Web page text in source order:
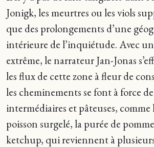
Jonigk, les meurtres ou les viols
que des prolongements d’une
intérieure de l’inquiétude. Avec
extrême, le narrateur Jan-Jonas
les flux de cette zone à fleur de
les cheminements se font à force
intermédiaires et pâteuses, comme
poisson surgelé, la purée de
ketchup, qui reviennent à